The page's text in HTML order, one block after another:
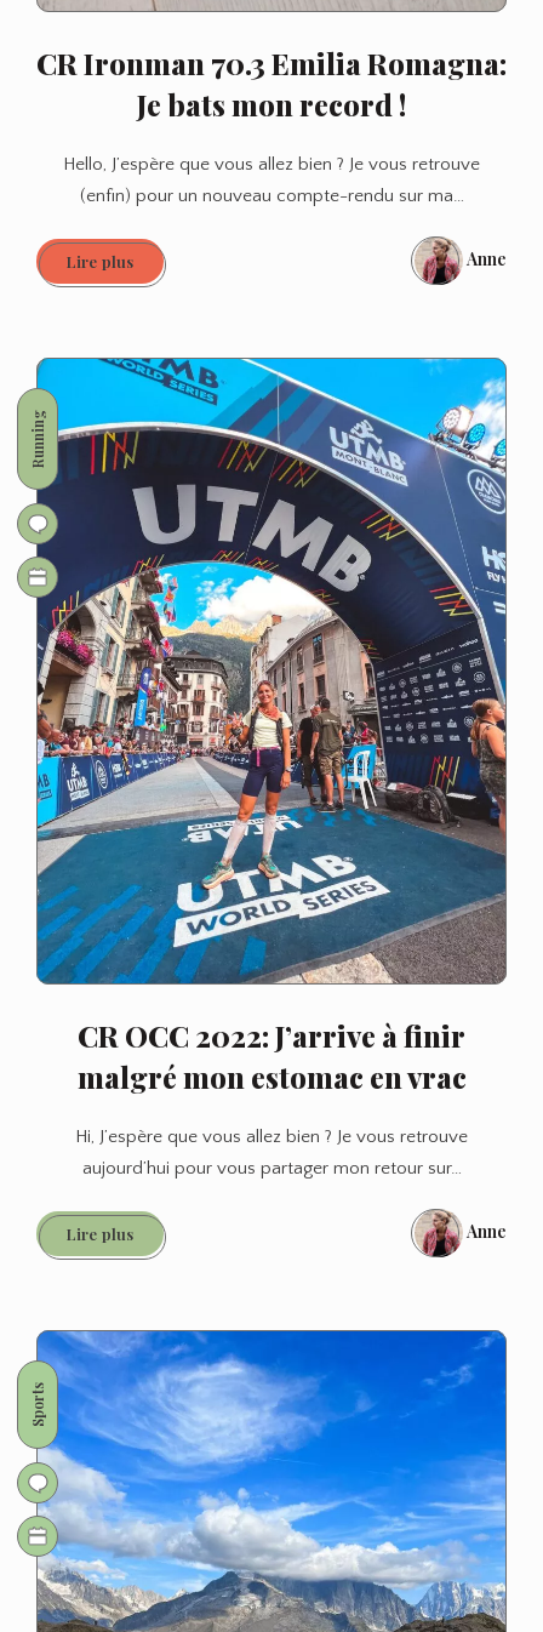
CR Ironman 70.3 Emilia Romagna:
Je bats mon record !
Hello, J’espère que vous allez bien ? Je vous retrouve
(enfin) pour un nouveau compte-rendu sur ma…
Lire plusCR
Ironman
Romagna:
bats
mon
record
!
Anne
Running
CR OCC 2022: J’arrive à finir
malgré mon estomac en vrac
Hi, J’espère que vous allez bien ? Je vous retrouve
aujourd’hui pour vous partager mon retour sur…
Lire plusCR
OCC
à
finir
malgré
mon
estomac
en
vrac
Anne
Sports